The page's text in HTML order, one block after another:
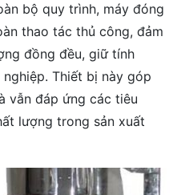
bộ quy trình, máy đóng
thao tác thủ công, đảm
đồng đều, giữ tính
Thiết bị này góp
vẫn đáp ứng các tiêu
lượng trong sản xuất